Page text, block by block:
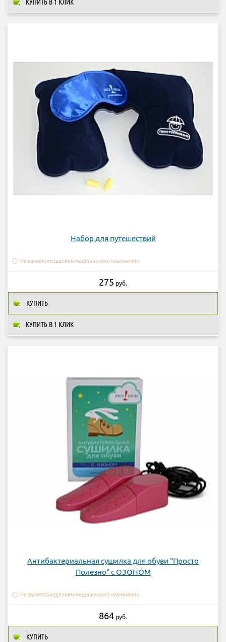
КУПИТЬ В 1 КЛИК
Набор для путешествий
Не является изделием медицинского назначения
КУПИТЬ В 1 КЛИК
275 руб.
КУПИТЬ
Антибактериальная сушилка для обуви "Просто
Полезно" с ОЗОНОМ
Не является изделием медицинского назначения
864 руб.
КУПИТЬ